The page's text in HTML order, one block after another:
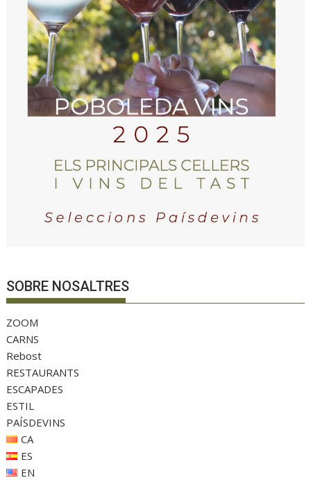
SOBRE NOSALTRES
ZOOM
CARNS
Rebost
RESTAURANTS
ESCAPADES
ESTIL
PAÍSDEVINS
CA
ES
EN